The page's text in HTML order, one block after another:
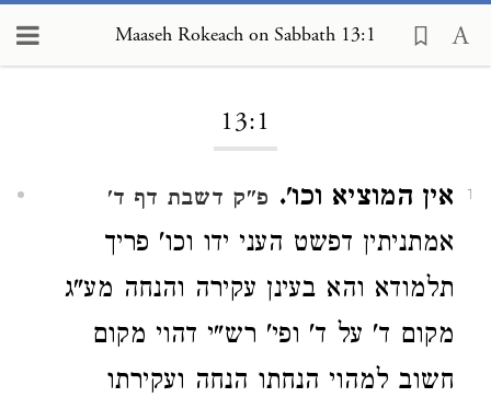
Maaseh Rokeach on Sabbath 13:1
13:1
1 אין המוציא וכו'. פ"ק דשבת דף ד'
אמתניתין דפשט העני ידו וכו' פריך
תלמודא והא בעינן עקירה והנחה מע"ג
מקום ד' על ד' ופי' רש"י דהוי מקום
חשוב למהוי הנחתו הנחה ועקירתו